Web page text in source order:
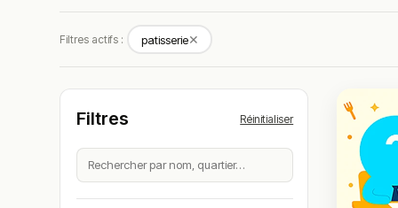
Filtres actifs : patisserie✕
Filtres Réinitialiser